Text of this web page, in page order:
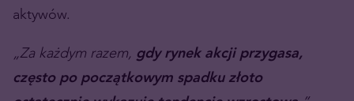
aktywów.
„Za każdym razem, gdy rynek akcji przygasa,
często po początkowym spadku złoto